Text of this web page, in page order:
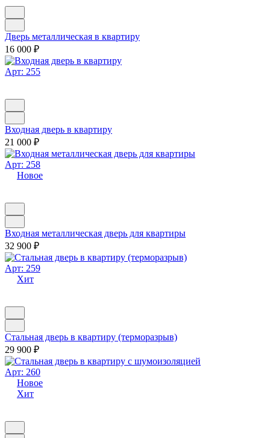
Дверь металлическая в квартиру
16 000 ₽
Арт: 255
Входная дверь в квартиру
21 000 ₽
Арт: 258
Новое
Входная металлическая дверь для квартиры
32 900 ₽
Арт: 259
Хит
Стальная дверь в квартиру (терморазрыв)
29 900 ₽
Арт: 260
Новое
Хит